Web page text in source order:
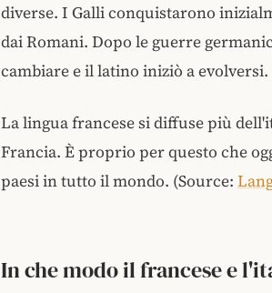
diverse. I Galli conquistarono
dai Romani. Dopo le guerre
cambiare e il latino iniziò a evolversi.
La lingua francese si diffuse più
Francia. È proprio per questo che
paesi in tutto il mondo. (Source:
In che modo il francese e